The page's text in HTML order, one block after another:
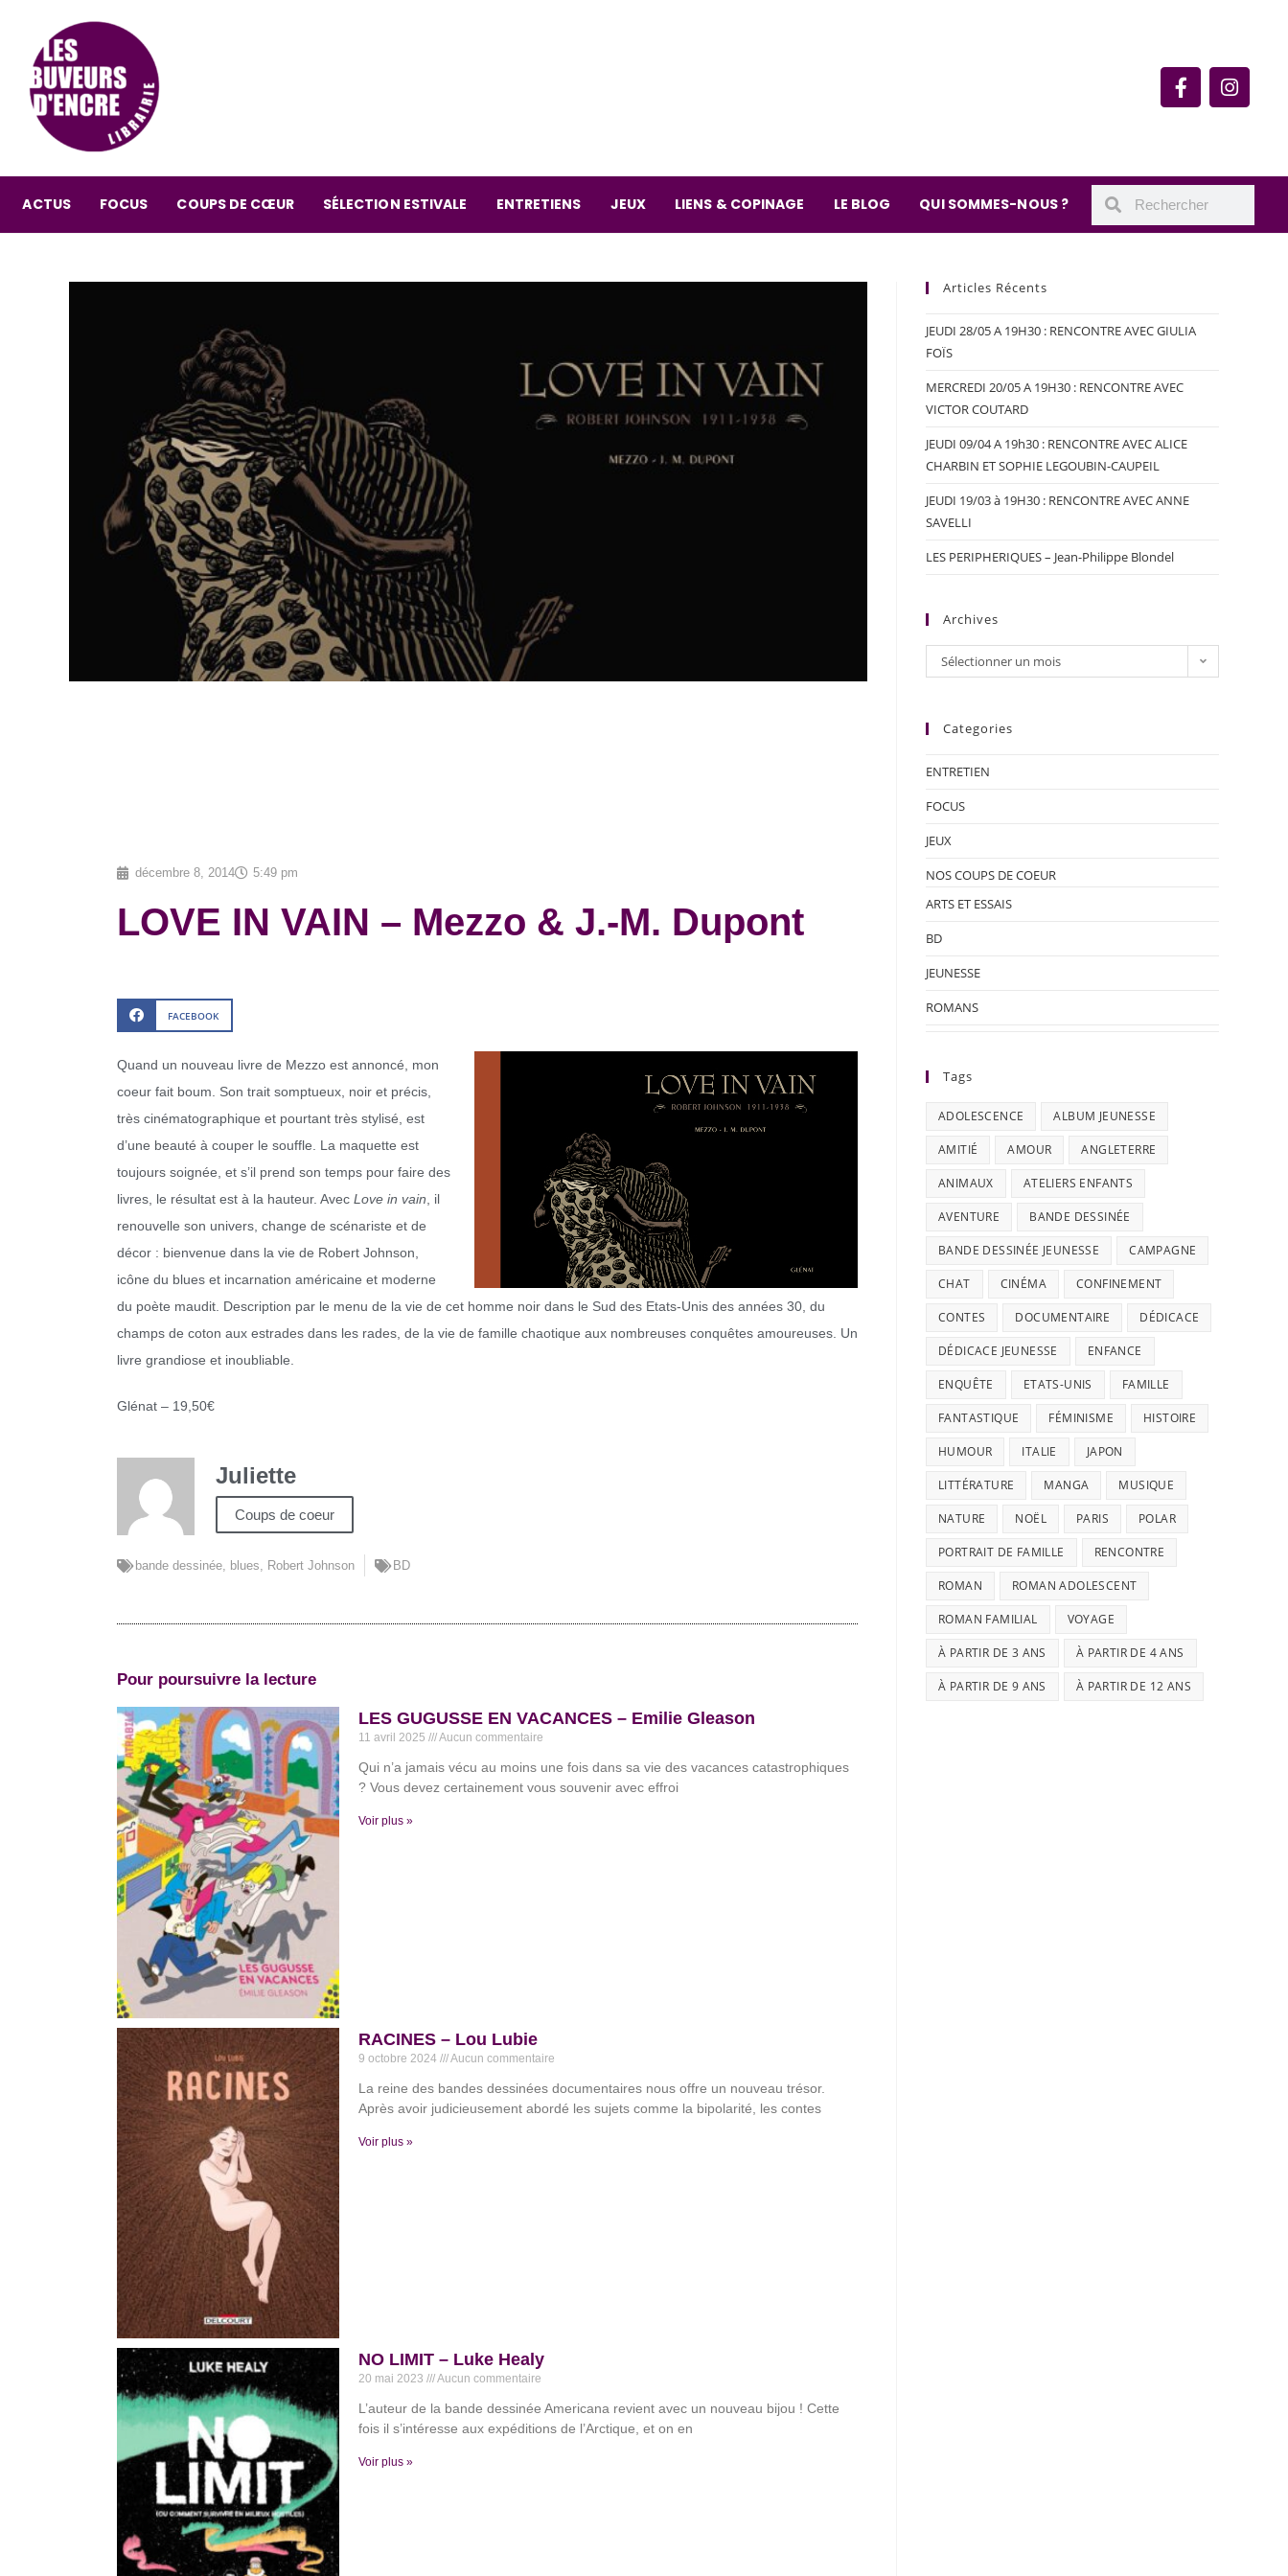
ACTUS FOCUS COUPS DE CŒUR SÉLECTION ESTIVALE ENTRETIENS JEUX LIENS & COPINAGE LE BLOG QUI SOMMES-NOUS ?
décembre 8, 2014 5:49 pm
LOVE IN VAIN – Mezzo & J.-M. Dupont
FACEBOOK
Quand un nouveau livre de Mezzo est annoncé, mon
coeur fait boum. Son trait somptueux, noir et précis,
très cinématographique et pourtant très stylisé, est
d’une beauté à couper le souffle. La maquette est
toujours soignée, et s’il prend son temps pour faire des
livres, le résultat est à la hauteur. Avec Love in vain , il
renouvelle son univers, change de scénariste et de
décor : bienvenue dans la vie de Robert Johnson,
icône du blues et incarnation américaine et moderne
du poète maudit. Description par le menu de la vie de cet homme noir dans le Sud des Etats-Unis des années 30, du
champs de coton aux estrades dans les rades, de la vie de famille chaotique aux nombreuses conquêtes amoureuses. Un
livre grandiose et inoubliable.
Glénat – 19,50€
Juliette
Coups de coeur
bande dessinée, blues, Robert Johnson BD
Pour poursuivre la lecture
LES GUGUSSE EN VACANCES – Emilie Gleason
11 avril 2025 Aucun commentaire
Qui n’a jamais vécu au moins une fois dans sa vie des vacances catastrophiques
? Vous devez certainement vous souvenir avec effroi
Voir plus »
RACINES – Lou Lubie
9 octobre 2024 Aucun commentaire
La reine des bandes dessinées documentaires nous offre un nouveau trésor.
Après avoir judicieusement abordé les sujets comme la bipolarité, les contes
Voir plus »
NO LIMIT – Luke Healy
20 mai 2023 Aucun commentaire
L’auteur de la bande dessinée Americana revient avec un nouveau bijou ! Cette
fois il s’intéresse aux expéditions de l’Arctique, et on en
Voir plus »
Articles Récents
JEUDI 28/05 A 19H30 : RENCONTRE AVEC GIULIA
FOÏS
MERCREDI 20/05 A 19H30 : RENCONTRE AVEC
VICTOR COUTARD
JEUDI 09/04 A 19h30 : RENCONTRE AVEC ALICE
CHARBIN ET SOPHIE LEGOUBIN-CAUPEIL
JEUDI 19/03 à 19H30 : RENCONTRE AVEC ANNE
SAVELLI
LES PERIPHERIQUES – Jean-Philippe Blondel
Archives
Sélectionner un mois
Categories
ENTRETIEN
FOCUS
JEUX
NOS COUPS DE COEUR
ARTS ET ESSAIS
BD
JEUNESSE
ROMANS
Tags
ADOLESCENCE ALBUM JEUNESSE
AMITIÉ AMOUR ANGLETERRE
ANIMAUX ATELIERS ENFANTS
AVENTURE BANDE DESSINÉE
BANDE DESSINÉE JEUNESSE CAMPAGNE
CHAT CINÉMA CONFINEMENT
CONTES DOCUMENTAIRE DÉDICACE
DÉDICACE JEUNESSE ENFANCE
ENQUÊTE ETATS-UNIS FAMILLE
FANTASTIQUE FÉMINISME HISTOIRE
HUMOUR ITALIE JAPON
LITTÉRATURE MANGA MUSIQUE
NATURE NOËL PARIS POLAR
PORTRAIT DE FAMILLE RENCONTRE
ROMAN ROMAN ADOLESCENT
ROMAN FAMILIAL VOYAGE
À PARTIR DE 3 ANS À PARTIR DE 4 ANS
À PARTIR DE 9 ANS À PARTIR DE 12 ANS